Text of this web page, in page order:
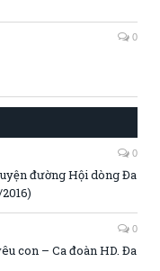
0
0
đường Hội dòng Đa
0
con – Ca đoàn HD. Đa